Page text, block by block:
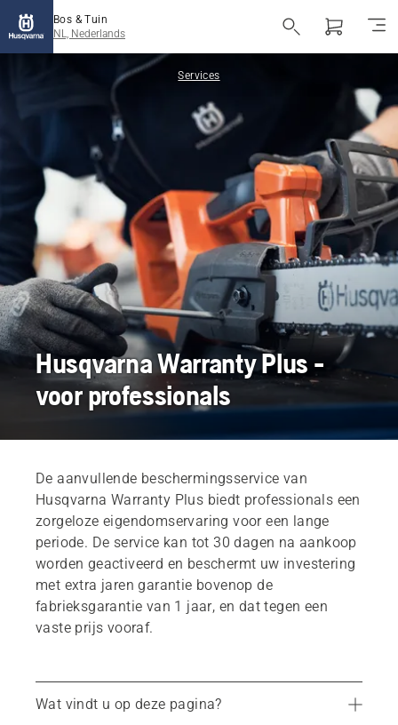
Bos & Tuin
NL, Nederlands
Services
Husqvarna Warranty Plus -
voor professionals
De aanvullende beschermingsservice van
Husqvarna Warranty Plus biedt professionals een
zorgeloze eigendomservaring voor een lange
periode. De service kan tot 30 dagen na aankoop
worden geactiveerd en beschermt uw investering
met extra jaren garantie bovenop de
fabrieksgarantie van 1 jaar, en dat tegen een
vaste prijs vooraf.
Wat vindt u op deze pagina?